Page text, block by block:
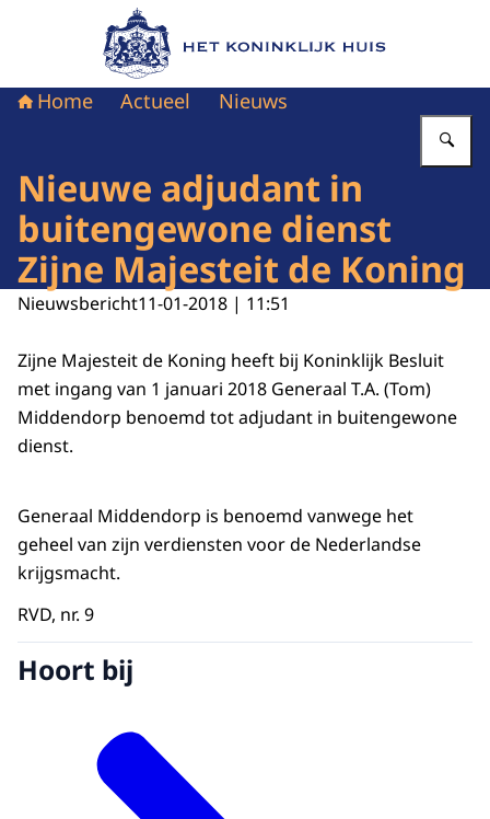
Naar de homepage van Het Koninklijk Huis
Home Actueel Nieuws
Nieuwe adjudant in
buitengewone dienst
Zijne Majesteit de Koning
Nieuwsbericht11-01-2018 | 11:51
Zijne Majesteit de Koning heeft bij Koninklijk Besluit
met ingang van 1 januari 2018 Generaal T.A. (Tom)
Middendorp benoemd tot adjudant in buitengewone
dienst.
Generaal Middendorp is benoemd vanwege het
geheel van zijn verdiensten voor de Nederlandse
krijgsmacht.
RVD, nr. 9
Hoort bij